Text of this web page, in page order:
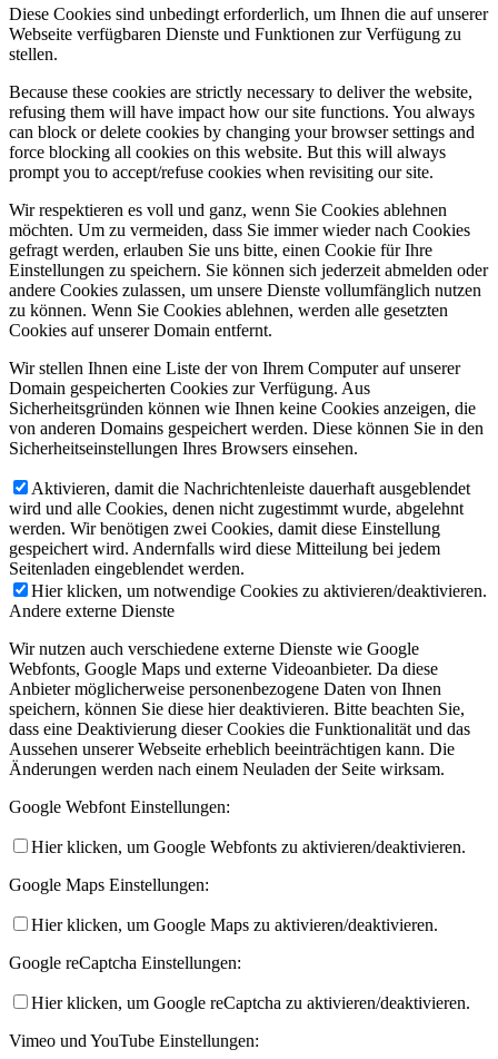
Diese Cookies sind unbedingt erforderlich, um Ihnen die auf unserer
Webseite verfügbaren Dienste und Funktionen zur Verfügung zu
stellen.
Because these cookies are strictly necessary to deliver the website,
refusing them will have impact how our site functions. You always
can block or delete cookies by changing your browser settings and
force blocking all cookies on this website. But this will always
prompt you to accept/refuse cookies when revisiting our site.
Wir respektieren es voll und ganz, wenn Sie Cookies ablehnen
möchten. Um zu vermeiden, dass Sie immer wieder nach Cookies
gefragt werden, erlauben Sie uns bitte, einen Cookie für Ihre
Einstellungen zu speichern. Sie können sich jederzeit abmelden oder
andere Cookies zulassen, um unsere Dienste vollumfänglich nutzen
zu können. Wenn Sie Cookies ablehnen, werden alle gesetzten
Cookies auf unserer Domain entfernt.
Wir stellen Ihnen eine Liste der von Ihrem Computer auf unserer
Domain gespeicherten Cookies zur Verfügung. Aus
Sicherheitsgründen können wie Ihnen keine Cookies anzeigen, die
von anderen Domains gespeichert werden. Diese können Sie in den
Sicherheitseinstellungen Ihres Browsers einsehen.
Aktivieren, damit die Nachrichtenleiste dauerhaft ausgeblendet
wird und alle Cookies, denen nicht zugestimmt wurde, abgelehnt
werden. Wir benötigen zwei Cookies, damit diese Einstellung
gespeichert wird. Andernfalls wird diese Mitteilung bei jedem
Seitenladen eingeblendet werden.
Hier klicken, um notwendige Cookies zu aktivieren/deaktivieren.
Andere externe Dienste
Wir nutzen auch verschiedene externe Dienste wie Google
Webfonts, Google Maps und externe Videoanbieter. Da diese
Anbieter möglicherweise personenbezogene Daten von Ihnen
speichern, können Sie diese hier deaktivieren. Bitte beachten Sie,
dass eine Deaktivierung dieser Cookies die Funktionalität und das
Aussehen unserer Webseite erheblich beeinträchtigen kann. Die
Änderungen werden nach einem Neuladen der Seite wirksam.
Google Webfont Einstellungen:
Hier klicken, um Google Webfonts zu aktivieren/deaktivieren.
Google Maps Einstellungen:
Hier klicken, um Google Maps zu aktivieren/deaktivieren.
Google reCaptcha Einstellungen:
Hier klicken, um Google reCaptcha zu aktivieren/deaktivieren.
Vimeo und YouTube Einstellungen: